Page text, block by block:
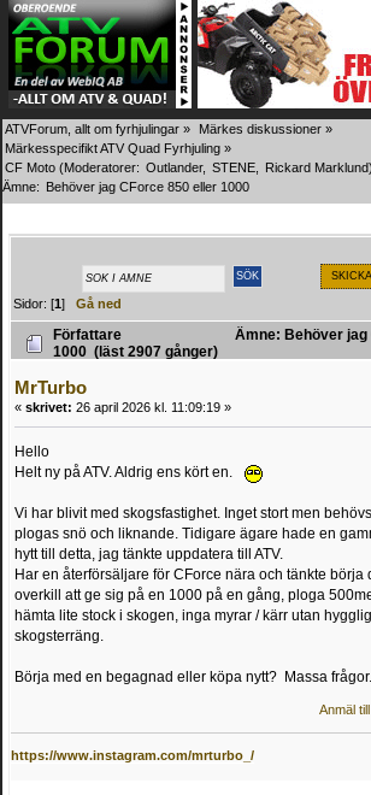
ATVForum, allt om fyrhjulingar » Märkes diskussioner »
Märkesspecifikt ATV Quad Fyrhjuling »
CF Moto (Moderatorer: Outlander, STENE Rickard Marklund
Ämne: Behöver jag CForce 850 eller 1000
Sidor: [1]Gå ned
Författare
Ämne: Behöver
1000 (läst 2907 gånger)
MrTurbo
« skrivet: 26 april 2026 kl. 11:09:19 »
Hello
Helt ny på ATV. Aldrig ens kört en.
Vi har blivit med skogsfastighet. Inget stort men
plogas snö och liknande. Tidigare ägare hade en
hytt till detta, jag tänkte uppdatera till ATV.
Har en återförsäljare för CForce nära och tänkte börja
overkill att ge sig på en 1000 på en gång, ploga
hämta lite stock i skogen, inga myrar / kärr utan
skogsterräng.
Börja med en begagnad eller köpa nytt? Massa
Anmäl
https://www.instagram.com/mrturbo_/